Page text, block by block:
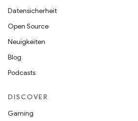
Datensicherheit
Open Source
Neuigkeiten
Blog
Podcasts
DISCOVER
Gaming